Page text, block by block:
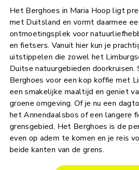
Het Berghoes in Maria Hoop ligt
met Duitsland en vormt daarmee
ontmoetingsplek voor
en fietsers. Vanuit hier kun je
uitstippelen die zowel het
Duitse natuurgebieden
Berghoes voor een kop koffie met
een smakelijke maaltijd en geniet
groene omgeving. Of je nu een
het Annendaalsbos of een langere
grensgebied, Het Berghoes is de
even op adem te komen en je reis
beide kanten van de grens.